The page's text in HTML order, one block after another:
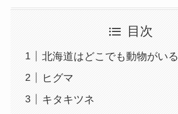
目次
北海道はどこでも動物がいる
ヒグマ
キタキツネ